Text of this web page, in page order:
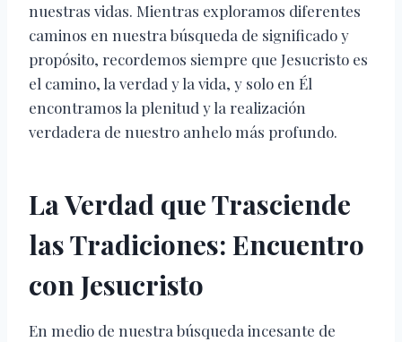
nuestras vidas. Mientras exploramos diferentes
caminos en nuestra búsqueda de significado y
propósito, recordemos siempre que Jesucristo es
el camino, la verdad y la vida, y solo en Él
encontramos la plenitud y la realización
verdadera de nuestro anhelo más profundo.
La Verdad que Trasciende
las Tradiciones: Encuentro
con Jesucristo
En medio de nuestra búsqueda incesante de